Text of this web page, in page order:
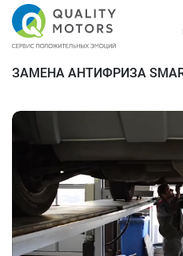
ЗАМЕНА АНТИФРИЗА